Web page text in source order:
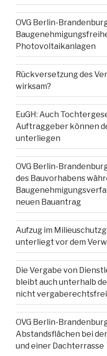
OVG Berlin-
Photovoltaikanlagen
Rückversetzung des
wirksam?
EuGH: Auch
Auftraggeber können
unterliegen
OVG Berlin-
des Bauvorhabens
neuen Bauantrag
Aufzug im
unterliegt vor dem
Die Vergabe von
bleibt auch unterhalb
nicht vergaberechtsfrei
OVG Berlin-
Abstandsflächen bei
und einer Dachterrasse